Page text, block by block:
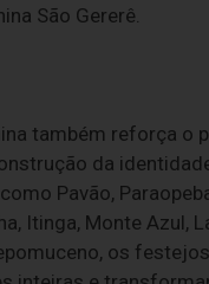
São Gererê.
também reforça o
da
Pavão,
Itinga, Monte Azul,
os